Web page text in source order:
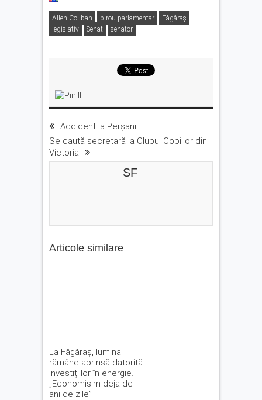
Allen Coliban birou parlamentar
Făgăraş
legislativ
Senat senator
Accident la Perșani
Se caută secretară la Clubul Copiilor din
Victoria
SF
Articole similare
La Făgăraș, lumina
rămâne aprinsă datorită
investițiilor în energie.
„Economisim deja de
ani de zile”